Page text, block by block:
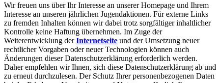
Wir freuen uns über Ihr Interesse an unserer Homepage und Ihrem
Interesse an unseren jährlichen Jugendaktionen. Für externe Links
zu fremden Inhalten können wir dabei trotz sorgfältiger inhaltlicher
Kontrolle keine Haftung übernehmen. Im Zuge der
Weiterentwicklung derInternetseite und der Umsetzung neuer
rechtlicher Vorgaben oder neuer Technologien können auch
Änderungen dieser Datenschutzerklärung erforderlich werden.
Daher empfehlen wir Ihnen, sich diese Datenschutzerklärung ab und
zu erneut durchzulesen. Der Schutz Ihrer personenbezogenen Daten